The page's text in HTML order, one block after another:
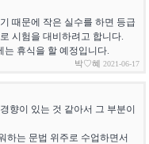
때문에 작은 실수를 하면 등급
시험을 대비하려고 합니다.
는 휴식을 할 예정입니다.
박♡혜 2021-06-17
향이 있는 것 같아서 그 부분이
하는 문법 위주로 수업하면서